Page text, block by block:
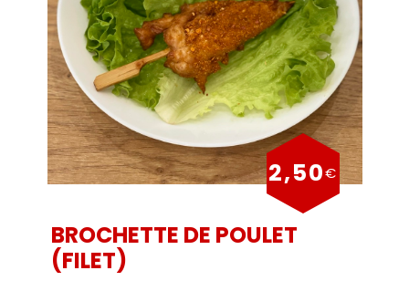
BROCHETTE DE POULET
(FILET)
2,50€